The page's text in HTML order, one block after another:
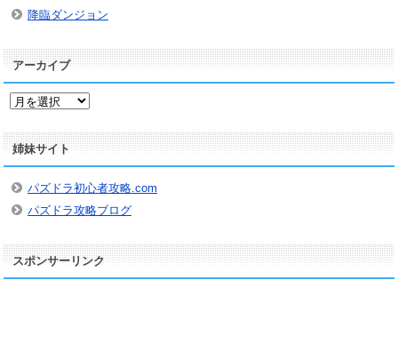
降臨ダンジョン
アーカイブ
ア
カ
イ
ブ
姉妹サイト
パズドラ初心者攻略.com
パズドラ攻略ブログ
スポンサーリンク